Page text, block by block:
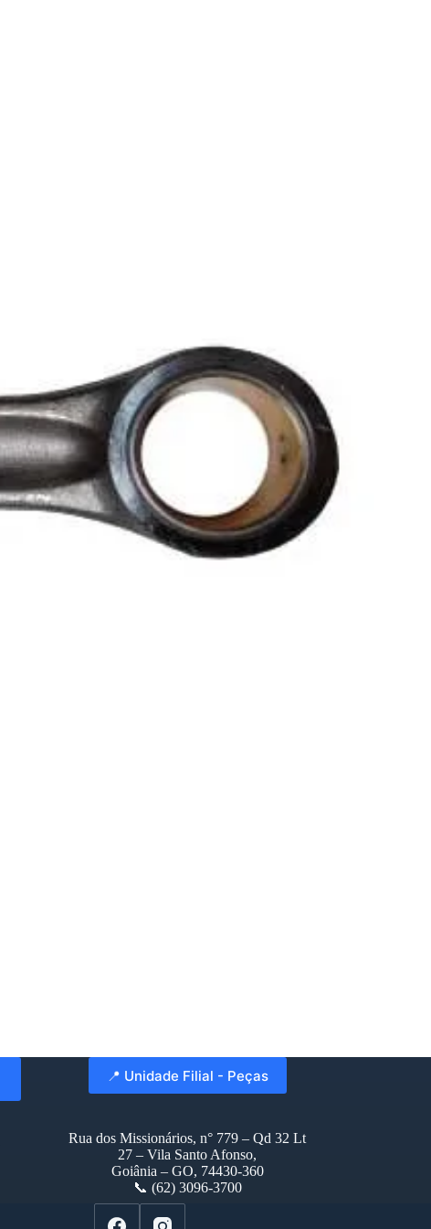
📍 Unidade Filial - Peças
Rua dos Missionários, n° 779 – Qd 32 Lt
27 – Vila Santo Afonso,
Goiânia – GO, 74430-360
📞 (62) 3096-3700